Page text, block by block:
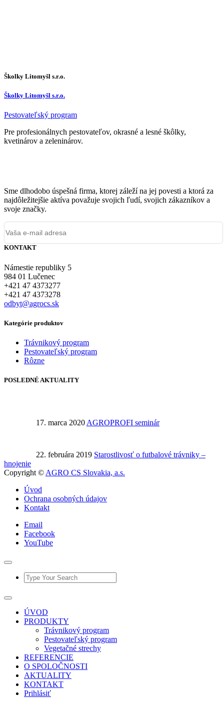
Školky Litomyšl s.r.o.
Školky Litomyšl s.r.o.
Pestovateľský program
Pre profesionálnych pestovateľov, okrasné a lesné škôlky,
kvetinárov a zeleninárov.
Sme dlhodobo úspešná firma, ktorej záleží na jej povesti a ktorá za
najdôležitejšie aktíva považuje svojich ľudí, svojich zákazníkov a
svoje značky.
KONTAKT
Námestie republiky 5
984 01 Lučenec
+421 47 4373277
+421 47 4373278
odbyt@agrocs.sk
Kategórie produktov
Trávnikový program
Pestovateľský program
Rôzne
POSLEDNÉ AKTUALITY
17. marca 2020 AGROPROFI seminár
22. februára 2019 Starostlivosť o futbalové trávniky –
hnojenie
Copyright © AGRO CS Slovakia, a.s.
Úvod
Ochrana osobných údajov
Kontakt
Email
Facebook
YouTube
ÚVOD
PRODUKTY
Trávnikový program
Pestovateľský program
Vegetačné strechy
REFERENCIE
O SPOLOČNOSTI
AKTUALITY
KONTAKT
Prihlásiť